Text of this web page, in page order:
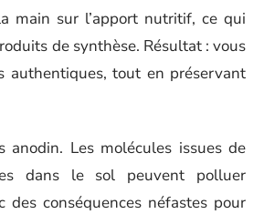
main sur l’apport nutritif, ce qui
de synthèse. Résultat : vous
authentiques, tout en préservant
anodin. Les molécules issues de
dans le sol peuvent polluer
des conséquences néfastes pour